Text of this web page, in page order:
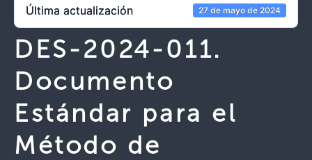
Última actualización 27 de mayo de 2024
DES-2024-011.
Documento
Estándar para el
Método de